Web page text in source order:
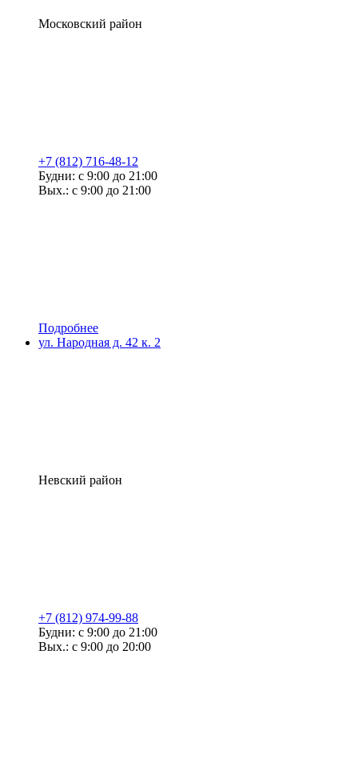
Московский район
+7 (812) 716-48-12
Будни: с 9:00 до 21:00
Вых.: с 9:00 до 21:00
Подробнее
ул. Народная д. 42 к. 2
Невский район
+7 (812) 974-99-88
Будни: с 9:00 до 21:00
Вых.: с 9:00 до 20:00